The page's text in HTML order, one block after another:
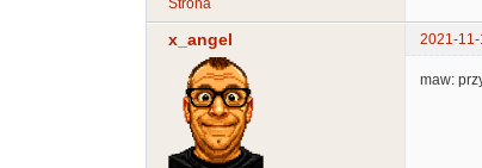
x_angel 2021-
maw: